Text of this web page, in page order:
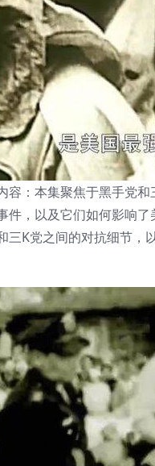
容：本集聚焦于黑手党
，以及它们如何影响了
三K党之间的对抗细节